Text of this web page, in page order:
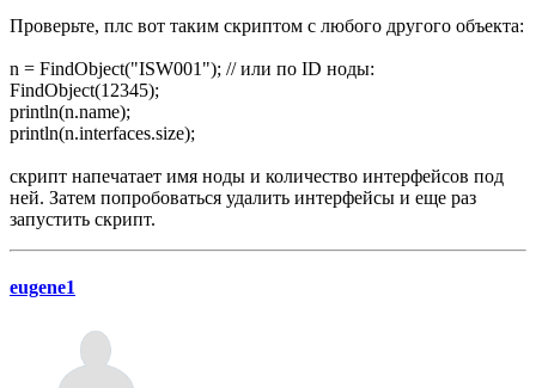
Проверьте, плс вот таким скриптом с любого другого объекта:
n = FindObject("ISW001"); // или по ID ноды:
FindObject(12345);
println(n.name);
println(n.interfaces.size);
скрипт напечатает имя ноды и количество интерфейсов под
ней. Затем попробоваться удалить интерфейсы и еще раз
запустить скрипт.
eugene1